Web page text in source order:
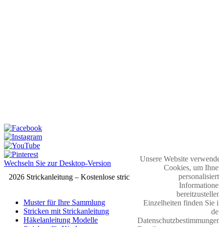
Wechseln Sie zur Desktop-Version
2026 Strickanleitung – Kostenlose strickmuster
Muster für Ihre Sammlung
Stricken mit Strickanleitung
Häkelanleitung Modelle
Unsere Website
Cookies, um
Einzelheiten finden Sie